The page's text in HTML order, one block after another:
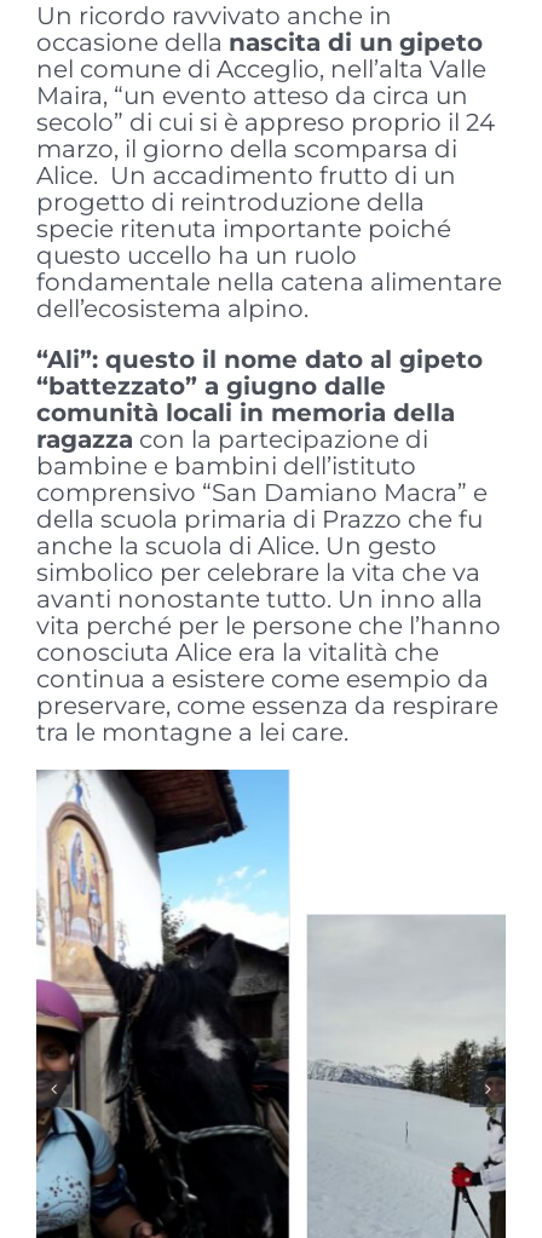
Un ricordo ravvivato anche in
occasione della nascita di un gipeto
nel comune di Acceglio, nell’alta Valle
Maira, “un evento atteso da circa un
secolo” di cui si è appreso proprio il 24
marzo, il giorno della scomparsa di
Alice. Un accadimento frutto di un
progetto di reintroduzione della
specie ritenuta importante poiché
questo uccello ha un ruolo
fondamentale nella catena alimentare
dell’ecosistema alpino.
“Ali”: questo il nome dato al gipeto
“battezzato” a giugno dalle
comunità locali in memoria della
ragazza con la partecipazione di
bambine e bambini dell’istituto
comprensivo “San Damiano Macra” e
della scuola primaria di Prazzo che fu
anche la scuola di Alice. Un gesto
simbolico per celebrare la vita che va
avanti nonostante tutto. Un inno alla
vita perché per le persone che l’hanno
conosciuta Alice era la vitalità che
continua a esistere come esempio da
preservare, come essenza da respirare
tra le montagne a lei care.